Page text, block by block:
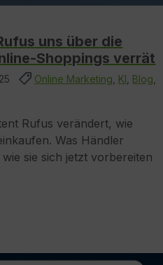
uns über die
Shoppings verrät
Online Marketing KI Blog
Rufus verändert, wie
Was Händler
sie sich jetzt vorbereiten